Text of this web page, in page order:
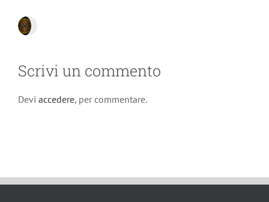
Scrivi un commento
Devi accedere, per commentare.